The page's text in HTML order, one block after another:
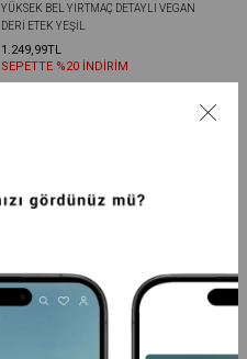
YÜKSEK BEL YIRTMAÇ DETAYLI VEGAN
DERI ETEK YEŞIL
1.249,99TL
SEPETTE %20 İNDİRİM